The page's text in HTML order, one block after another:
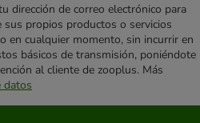
dirección de correo electrónico para
propios productos o servicios
en cualquier momento, sin incurrir en
básicos de transmisión, poniéndote
al cliente de zooplus. Más
datos